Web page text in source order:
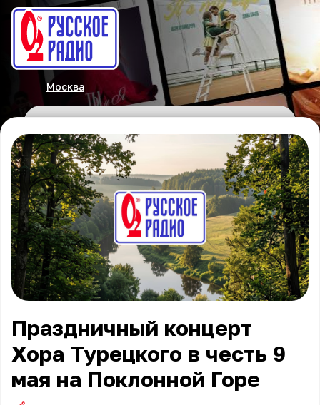
Москва
Праздничный концерт
Хора Турецкого в честь 9
мая на Поклонной Горе